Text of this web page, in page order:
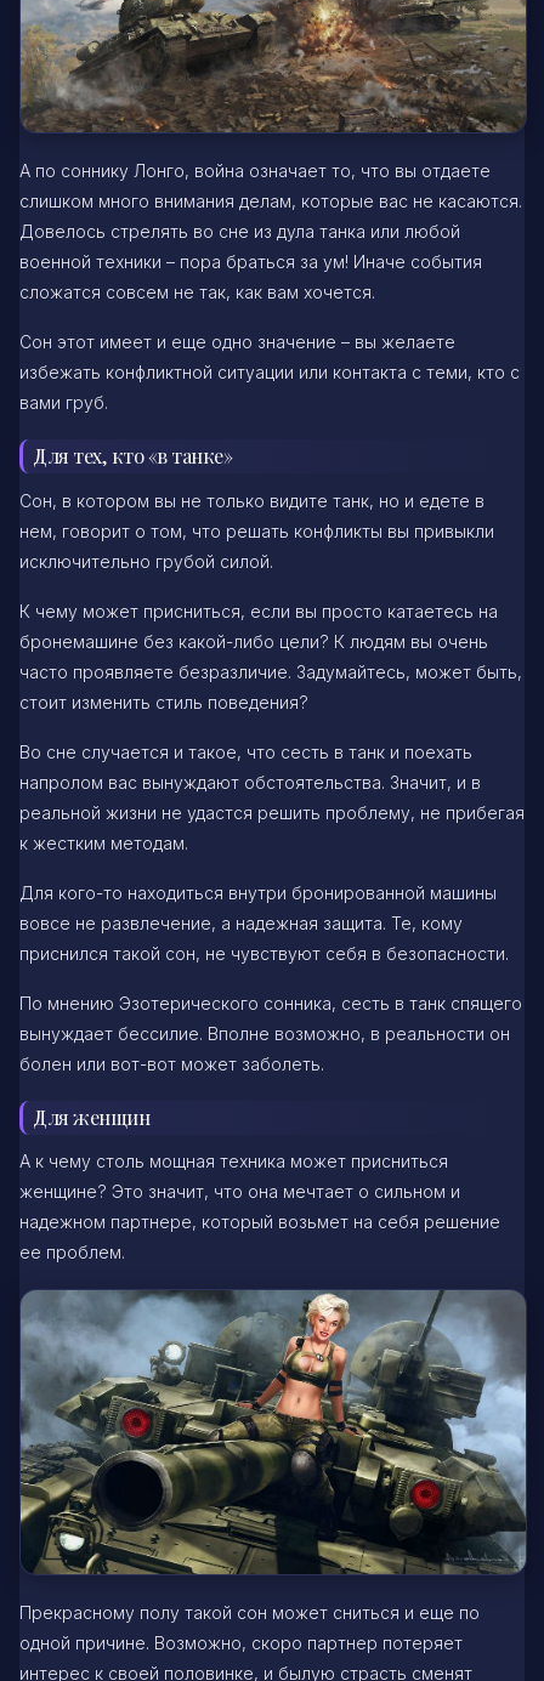
А по соннику Лонго, война означает то, что вы отдаете
слишком много внимания делам, которые вас не касаются.
Довелось стрелять во сне из дула танка или любой
военной техники – пора браться за ум! Иначе события
сложатся совсем не так, как вам хочется.
Сон этот имеет и еще одно значение – вы желаете
избежать конфликтной ситуации или контакта с теми, кто с
вами груб.
Для тех, кто «в танке»
Сон, в котором вы не только видите танк, но и едете в
нем, говорит о том, что решать конфликты вы привыкли
исключительно грубой силой.
К чему может присниться, если вы просто катаетесь на
бронемашине без какой-либо цели? К людям вы очень
часто проявляете безразличие. Задумайтесь, может быть,
стоит изменить стиль поведения?
Во сне случается и такое, что сесть в танк и поехать
напролом вас вынуждают обстоятельства. Значит, и в
реальной жизни не удастся решить проблему, не прибегая
к жестким методам.
Для кого-то находиться внутри бронированной машины
вовсе не развлечение, а надежная защита. Те, кому
приснился такой сон, не чувствуют себя в безопасности.
По мнению Эзотерического сонника, сесть в танк спящего
вынуждает бессилие. Вполне возможно, в реальности он
болен или вот-вот может заболеть.
Для женщин
А к чему столь мощная техника может присниться
женщине? Это значит, что она мечтает о сильном и
надежном партнере, который возьмет на себя решение
ее проблем.
Прекрасному полу такой сон может сниться и еще по
одной причине. Возможно, скоро партнер потеряет
интерес к своей половинке, и былую страсть сменят